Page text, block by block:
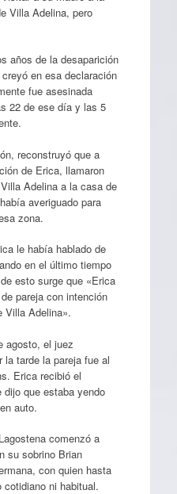
Villa Adelina, pero
años de la desaparición
en esa declaración
fue asesinada
22 de ese día y las 5
reconstruyó que a
de Erica, llamaron
Adelina a la casa de
averiguado para
zona.
le había hablado de
en el último tiempo
esto surge que «Erica
pareja con intención
Villa Adelina».
agosto, el juez
la tarde la pareja fue al
Erica recibió el
que estaba yendo
auto.
comenzó a
su sobrino Brian
con quien hasta
ni habitual.